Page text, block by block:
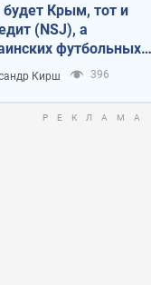
будет Крым, тот и
(NSJ), а
футбольных
могут
убийцами
Кирш 396